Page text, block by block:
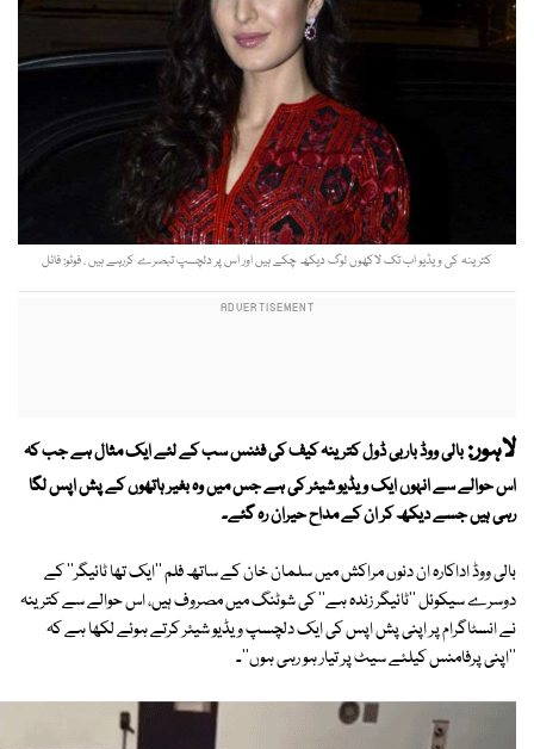
کترینہ کی ویڈیو اب تک لاکھوں لوگ دیکھ چکے ہیں اور اس پر دلچسپ تبصرے کررہے ہیں . فوٹو: فائل
لاہور:بالی ووڈ باربی ڈول کترینہ کیف کی فٹنس سب کے لئے ایک مثال ہے جب کہ
اس حوالے سے انہوں ایک ویڈیو شیئر کی ہے جس میں وہ بغیر ہاتھوں کے پش اپس لگا
رہی ہیں جسے دیکھ کر ان کے مداح حیران رہ گئے۔
بالی ووڈ اداکارہ ان دنوں مراکش میں سلمان خان کے ساتھ فلم ''ایک تھا ٹائیگر'' کے
دوسرے سیکوئل ''ٹائیگر زندہ ہے'' کی شوٹنگ میں مصروف ہیں، اس حوالے سے کترینہ
نے انسٹاگرام پر اپنی پش اپس کی ایک دلچسپ ویڈیو شیئر کرتے ہوئے لکھا ہے کہ
''اپنی پرفامنس کیلئے سیٹ پر تیار ہو رہی ہوں''۔